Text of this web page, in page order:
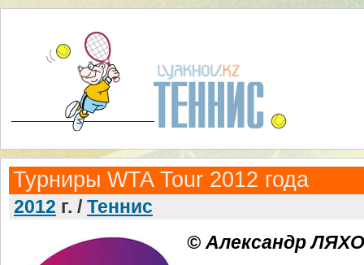
Турниры WTA Tour 2012 года
2012 г. / Теннис
© Александр